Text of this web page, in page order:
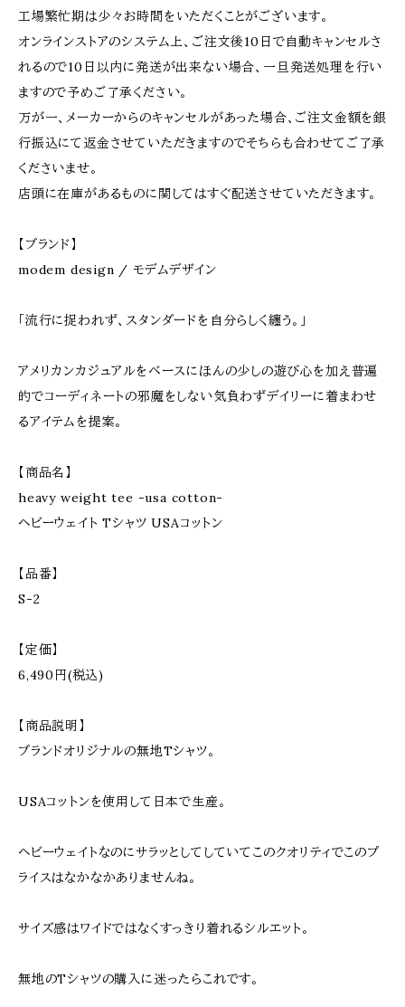
工場繁忙期は少々お時間をいただくことがございます。
オンラインストアのシステム上、ご注文後10日で自動キャンセルさ
れるので10日以内に発送が出来ない場合、一旦発送処理を行い
ますので予めご了承ください。
万が一、メーカーからのキャンセルがあった場合、ご注文金額を銀
行振込にて返金させていただきますのでそちらも合わせてご了承
くださいませ。
店頭に在庫があるものに関してはすぐ配送させていただきます。
【ブランド】
modem design / モデムデザイン
「流行に捉われず、スタンダードを自分らしく纏う。」
アメリカンカジュアルをベースにほんの少しの遊び心を加え普遍
的でコーディネートの邪魔をしない気負わずデイリーに着まわせ
るアイテムを提案。
【商品名】
heavy weight tee -usa cotton-
ヘビーウェイト Tシャツ USAコットン
【品番】
S-2
【定価】
6,490円(税込)
【商品説明】
ブランドオリジナルの無地Tシャツ。
USAコットンを使用して日本で生産。
ヘビーウェイトなのにサラッとしてしていてこのクオリティでこのプ
ライスはなかなかありませんね。
サイズ感はワイドではなくすっきり着れるシルエット。
無地のTシャツの購入に迷ったらこれです。